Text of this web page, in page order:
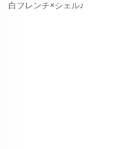
白フレンチ×シェル♪